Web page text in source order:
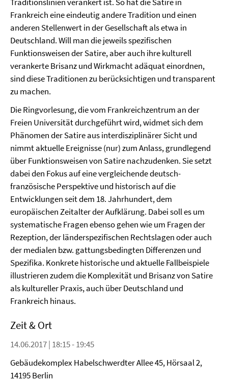
Frankreich eine eindeutig andere Tradition und einen
anderen Stellenwert in der Gesellschaft als etwa in
Deutschland. Will man die jeweils spezifischen
Funktionsweisen der Satire, aber auch ihre kulturell
verankerte Brisanz und Wirkmacht adäquat einordnen,
sind diese Traditionen zu berücksichtigen und transparent
zu machen.
Die Ringvorlesung, die vom Frankreichzentrum an der
Freien Universität durchgeführt wird, widmet sich dem
Phänomen der Satire aus interdisziplinärer Sicht und
nimmt aktuelle Ereignisse (nur) zum Anlass, grundlegend
über Funktionsweisen von Satire nachzudenken. Sie setzt
dabei den Fokus auf eine vergleichende deutsch-
französische Perspektive und historisch auf die
Entwicklungen seit dem 18. Jahrhundert, dem
europäischen Zeitalter der Aufklärung. Dabei soll es um
systematische Fragen ebenso gehen wie um Fragen der
Rezeption, der länderspezifischen Rechtslagen oder auch
der medialen bzw. gattungsbedingten Differenzen und
Spezifika. Konkrete historische und aktuelle Fallbeispiele
illustrieren zudem die Komplexität und Brisanz von Satire
als kultureller Praxis, auch über Deutschland und
Frankreich hinaus.
Zeit & Ort
14.06.2017 | 18:15 - 19:45
Gebäudekomplex Habelschwerdter Allee 45, Hörsaal 2,
14195 Berlin